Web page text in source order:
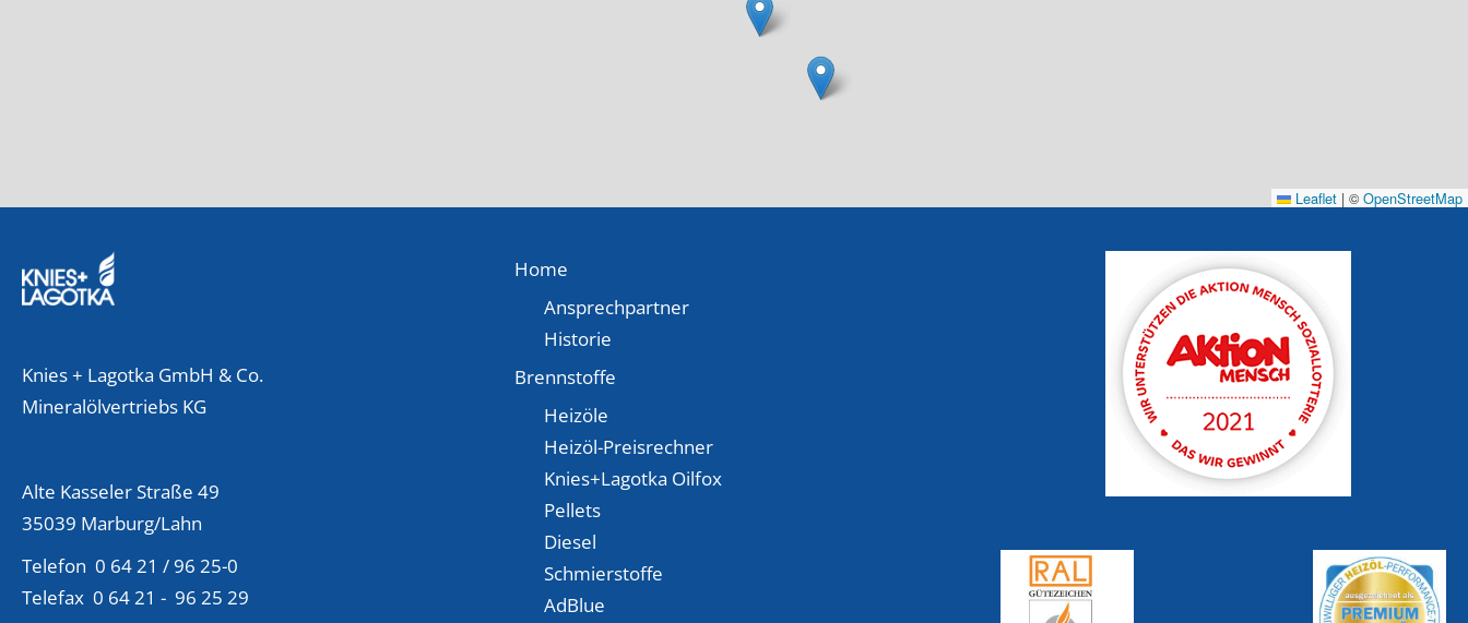
Leaflet | © OpenStreetMap
Knies + Lagotka GmbH & Co.
Mineralölvertriebs KG
Alte Kasseler Straße 49
35039 Marburg/Lahn
Telefon 0 64 21 / 96 25-0
Telefax 0 64 21 - 96 25 29
Home
Ansprechpartner
Historie
Brennstoffe
Heizöle
Heizöl-Preisrechner
Knies+Lagotka Oilfox
Pellets
Diesel
Schmierstoffe
AdBlue